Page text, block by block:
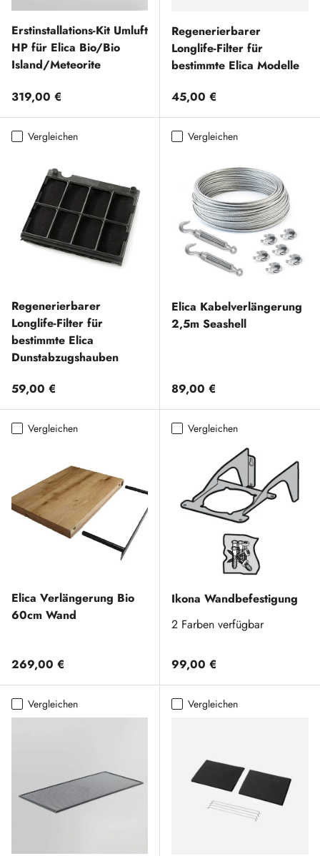
Erstinstallations-Kit Umluft
HP für Elica Bio/Bio
Island/Meteorite
Normaler Preis
319,00 €
Regenerierbarer
Longlife-Filter für
bestimmte Elica Modelle
Normaler Preis
45,00 €
Vergleichen
Regenerierbarer
Longlife-Filter für
bestimmte Elica
Dunstabzugshauben
Normaler Preis
59,00 €
Vergleichen
Elica Kabelverlängerung
2,5m Seashell
Normaler Preis
89,00 €
Vergleichen
Elica Verlängerung Bio
60cm Wand
Normaler Preis
269,00 €
Vergleichen
Ikona Wandbefestigung
2 Farben verfügbar
Normaler Preis
99,00 €
Vergleichen Vergleichen